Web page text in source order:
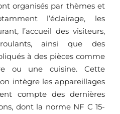
organisés par thèmes et
l’éclairage, les
l’accueil des visiteurs,
ainsi que des
à des pièces comme
ou une cuisine. Cette
intègre les appareillages
compte des dernières
dont la norme NF C 15-